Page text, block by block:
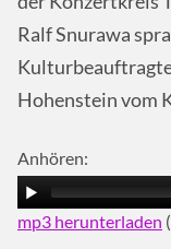
Ralf Snurawa
Hohenstein vom
Anhören:
mp3 herunterladen